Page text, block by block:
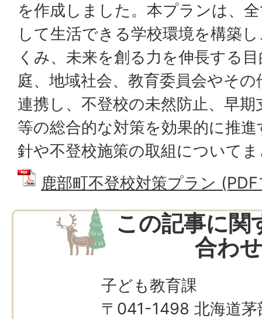
を作成しました。本プランは、
して生活できる学校環境を構築
くみ、未来を創る力を伸長する
庭、地域社会、教育委員会やそ
連携し、不登校の未然防止、早
等の総合的な対策を効果的に推
針や不登校施策の取組について
鹿部町不登校対策プラン
この記事に関
合わ
子ども教育課
〒041-1498 北海道茅